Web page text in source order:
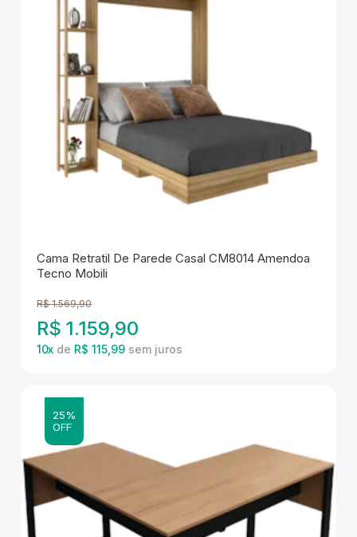
Cama Retratil De Parede Casal CM8014 Amendoa
Tecno Mobili
R$ 1.569,90
R$ 1.159,90
10x de R$ 115,99
25%
OFF